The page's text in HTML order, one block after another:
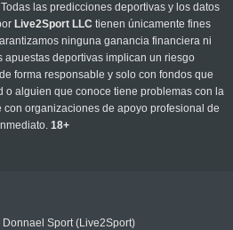
Todas las predicciones deportivas y los datos
Live2Sport LLC tienen únicamente fines
ninguna ganancia financiera ni
apuestas deportivas implican un riesgo
forma responsable y solo con fondos que
o alguien que conoce tiene problemas con la
organizaciones de apoyo profesional de
18+
Sport (Live2Sport)